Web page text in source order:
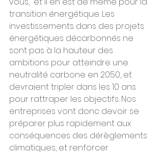
transition énergétique. Les
investissements dans des projets
énergétiques décarbonnés ne
sont pas à la hauteur des
ambitions pour atteindre une
neutralité carbone en 2050, et
devraient tripler dans les 10 ans
pour rattraper les objectifs. Nos
entreprises vont donc devoir se
préparer plus rapidement aux
conséquences des dérèglements
climatiques, et renforcer